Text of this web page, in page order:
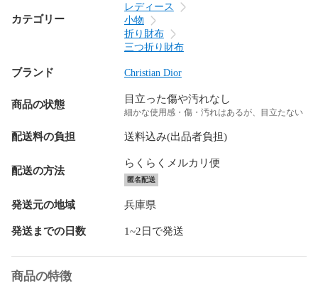
カテゴリー
レディース
小物
折り財布
三つ折り財布
ブランド Christian Dior
商品の状態 目立った傷や汚れなし
細かな使用感・傷・汚れはあるが、目立たない
配送料の負担 送料込み(出品者負担)
配送の方法
らくらくメルカリ便
匿名配送
発送元の地域 兵庫県
発送までの日数 1~2日で発送
商品の特徴